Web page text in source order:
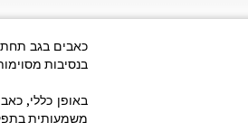
כאבים בגב
בנסיבות
באופן כללי,
משמעותית